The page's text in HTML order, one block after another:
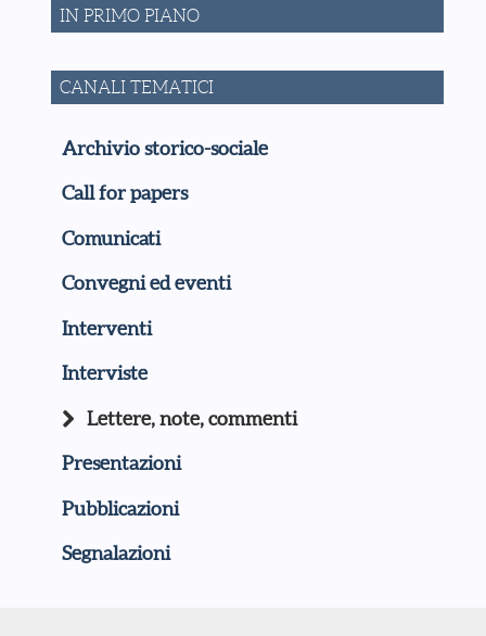
IN PRIMO PIANO
CANALI TEMATICI
Archivio storico-sociale
Call for papers
Comunicati
Convegni ed eventi
Interventi
Interviste
Lettere, note, commenti
Presentazioni
Pubblicazioni
Segnalazioni